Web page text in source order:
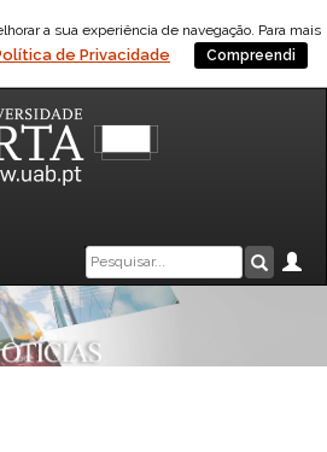
a sua experiência de navegação. Para mais
de Privacidade Compreendi
Caixa
de
pesquisa